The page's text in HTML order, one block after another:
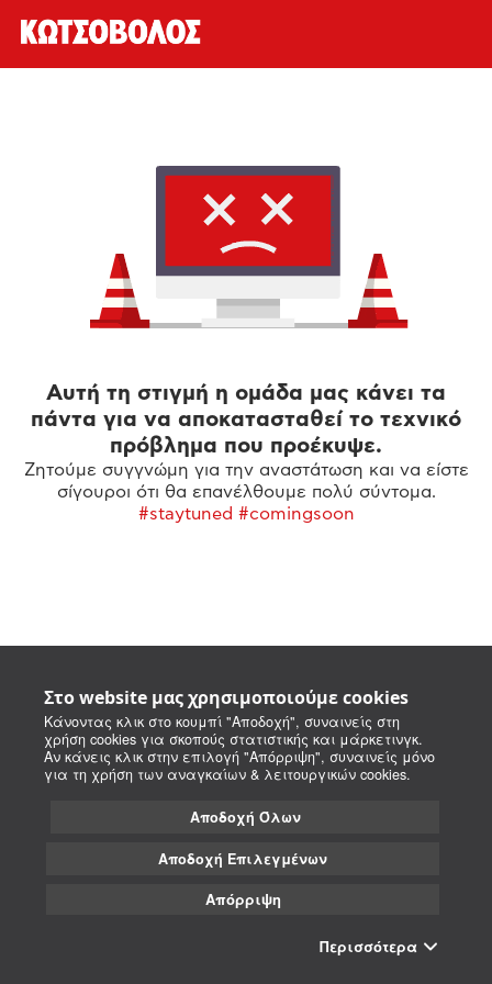
Στο website μας χρησιμοποιούμε cookies
Κάνοντας κλικ στο κουμπί "Αποδοχή", συναινείς στη
χρήση cookies για σκοπούς στατιστικής και μάρκετινγκ.
Αν κάνεις κλικ στην επιλογή "Απόρριψη", συναινείς μόνο
για τη χρήση των αναγκαίων & λειτουργικών cookies.
Αποδοχή Όλων
Αποδοχή Επιλεγμένων
Απόρριψη
Περισσότερα
Αυτή τη στιγμή η ομάδα μας κάνει τα
πάντα για να αποκατασταθεί το τεχνικό
πρόβλημα που προέκυψε.
Ζητούμε συγγνώμη για την αναστάτωση και να είστε
σίγουροι ότι θα επανέλθουμε πολύ σύντομα.
#staytuned #comingsoon